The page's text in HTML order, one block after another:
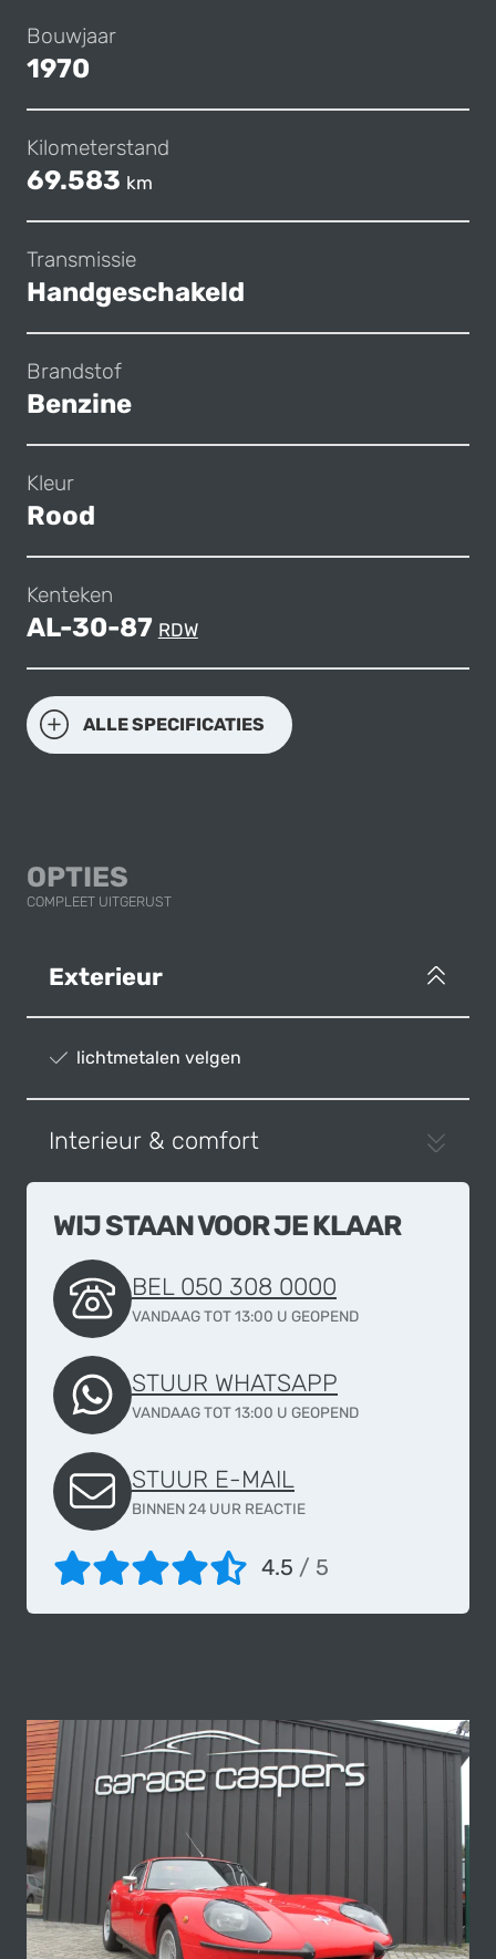
Bouwjaar
1970
Kilometerstand
69.583 km
Transmissie
Handgeschakeld
Brandstof
Benzine
Kleur
Rood
Kenteken
AL-30-87 RDW
ALLE SPECIFICATIES
OPTIES
COMPLEET UITGERUST
Exterieur
lichtmetalen velgen
Interieur & comfort
WIJ STAAN VOOR JE KLAAR
BEL 050 308 0000
VANDAAG TOT 13:00 U GEOPEND
STUUR WHATSAPP
VANDAAG TOT 13:00 U GEOPEND
STUUR E-MAIL
BINNEN 24 UUR REACTIE
4.5 / 5